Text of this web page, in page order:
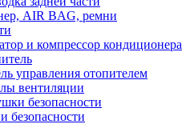
AIR BAG, ремни
и компрессор кондиционера
управления отопителем
вентиляции
безопасности
безопасности